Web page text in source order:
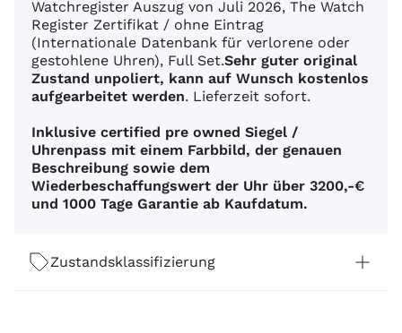
Watchregister Auszug von Juli 2026, The Watch
Register Zertifikat / ohne Eintrag
(Internationale Datenbank für verlorene oder
gestohlene Uhren), Full Set.Sehr guter original
Zustand unpoliert, kann auf Wunsch kostenlos
aufgearbeitet werden. Lieferzeit sofort.
Inklusive certified pre owned Siegel /
Uhrenpass mit einem Farbbild, der genauen
Beschreibung sowie dem
Wiederbeschaffungswert der Uhr über 3200,-€
und 1000 Tage Garantie ab Kaufdatum.
Zustandsklassifizierung